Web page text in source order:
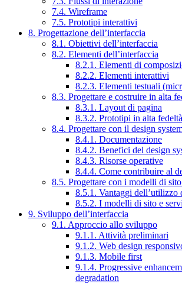
7.4. Wireframe
7.5. Prototipi interattivi
8. Progettazione dell’interfaccia
8.1. Obiettivi dell’interfaccia
8.2. Elementi dell’interfaccia
8.2.1. Elementi di
8.2.2. Elementi interattivi
8.2.3. Elementi testuali
8.3. Progettare e costruire in alta
8.3.1. Layout di pagina
8.3.2. Prototipi in alta fedeltà
8.4. Progettare con il design
8.4.1. Documentazione
8.4.2. Benefici del design
8.4.3. Risorse operative
8.4.4. Come contribuire al
8.5. Progettare con i modelli di
8.5.1. Vantaggi dell’utilizzo
8.5.2. I modelli di sito e
9. Sviluppo dell’interfaccia
9.1. Approccio allo sviluppo
9.1.1. Attività preliminari
9.1.2. Web design
9.1.3. Mobile first
9.1.4. Progressive
degradation